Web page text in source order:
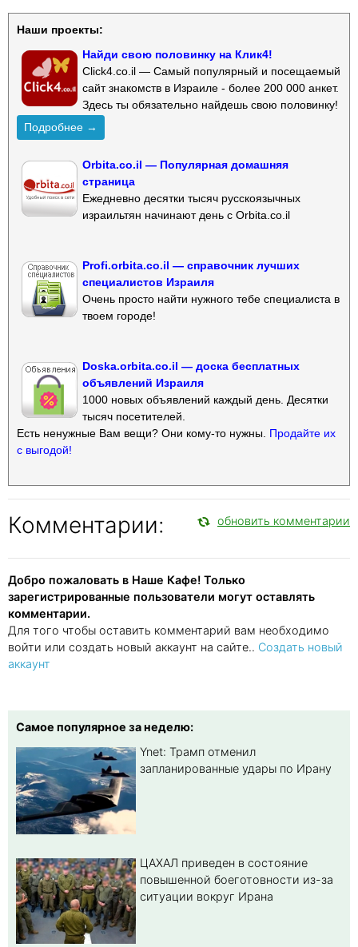
Наши проекты:
Найди свою половинку на Клик4!
Click4.co.il — Самый популярный и посещаемый
сайт знакомств в Израиле - более 200 000 анкет.
Здесь ты обязательно найдешь свою половинку!
Подробнее →
Orbita.co.il — Популярная домашняя
страница
Ежедневно десятки тысяч русскоязычных
израильтян начинают день с Orbita.co.il
Profi.orbita.co.il — справочник лучших
специалистов Израиля
Очень просто найти нужного тебе специалиста в
твоем городе!
Doska.orbita.co.il — доска бесплатных
объявлений Израиля
1000 новых объявлений каждый день. Десятки
тысяч посетителей.
Есть ненужные Вам вещи? Они кому-то нужны. Продайте их
с выгодой!
Комментарии: обновить комментарии
Добро пожаловать в Наше Кафе! Только
зарегистрированные пользователи могут оставлять
комментарии.
Для того чтобы оставить комментарий вам необходимо
войти или создать новый аккаунт на сайте.. Создать новый
аккаунт
Самое популярное за неделю:
Ynet: Трамп отменил
запланированные удары по Ирану
ЦАХАЛ приведен в состояние
повышенной боеготовности из-за
ситуации вокруг Ирана